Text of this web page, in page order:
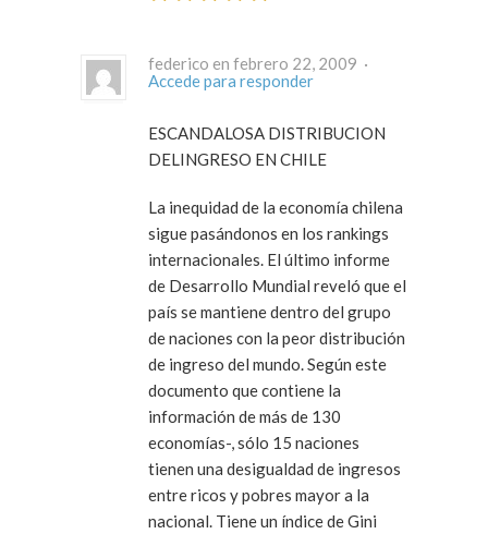
federico en febrero 22, 2009 ·
Accede para responder
ESCANDALOSA DISTRIBUCION
DELINGRESO EN CHILE
La inequidad de la economía chilena
sigue pasándonos en los rankings
internacionales. El último informe
de Desarrollo Mundial reveló que el
país se mantiene dentro del grupo
de naciones con la peor distribución
de ingreso del mundo. Según este
documento que contiene la
información de más de 130
economías-, sólo 15 naciones
tienen una desigualdad de ingresos
entre ricos y pobres mayor a la
nacional. Tiene un índice de Gini